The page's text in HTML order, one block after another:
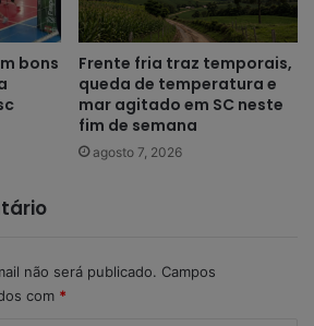
bons
Frente fria traz temporais,
queda de temperatura e
mar agitado em SC neste
fim de semana
agosto 7, 2026
não será publicado. Campos
com *